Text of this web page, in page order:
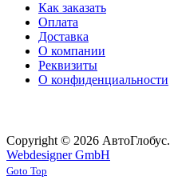
Как заказать
Оплата
Доставка
О компании
Реквизиты
О конфиденциальности
Copyright © 2026 АвтоГлобус.
Webdesigner GmbH
Joomla! 3 Templates
Goto Top